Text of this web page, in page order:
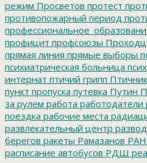
режим Просветов протест
противопожарный период
профицит профсоюзы
прямая линия прямые выборы
психиатрическая больница
интернат птичий грипп Птичник
пункт пропуска путевка Путин
за рулем работа работодатели
поездка рабочие места
развлекательный центр развод
берегов ракеты Рамазанов РАН
расписание автобусов РДШ